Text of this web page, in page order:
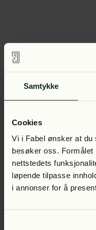
Samtykke
Cookies
Vi i Fabel ønsker at du
besøker oss.
nettstedets
løpende tilpasse
i annonser for å